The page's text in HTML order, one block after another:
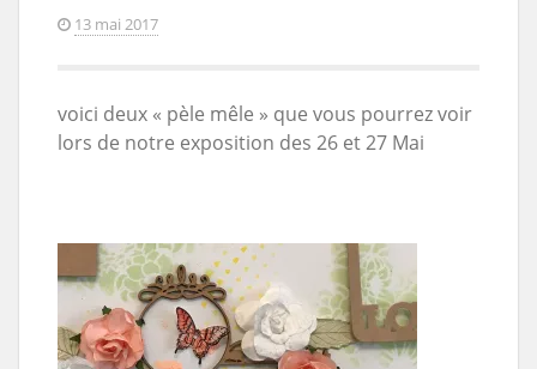
13 mai 2017
voici deux « pèle mêle » que vous pourrez voir
lors de notre exposition des 26 et 27 Mai